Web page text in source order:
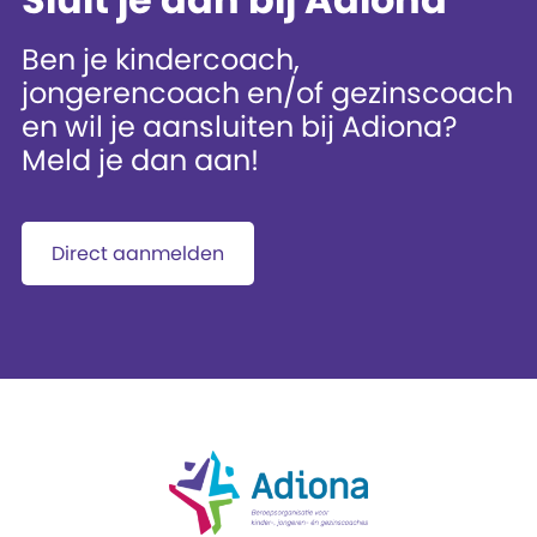
Ben je kindercoach,
jongerencoach en/of gezinscoach
en wil je aansluiten bij Adiona?
Meld je dan aan!
Direct aanmelden